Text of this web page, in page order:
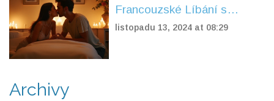
Francouzské Líbání s
Masérkou v Praze
listopadu 13, 2024 at 08:29
Archivy